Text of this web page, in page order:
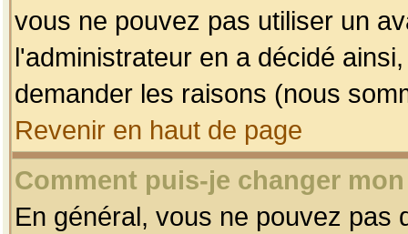
vous ne pouvez pas utiliser un
l'administrateur en a décidé
demander les raisons (nous
Revenir en haut de page
Comment puis-je changer
En général, vous ne pouvez pas